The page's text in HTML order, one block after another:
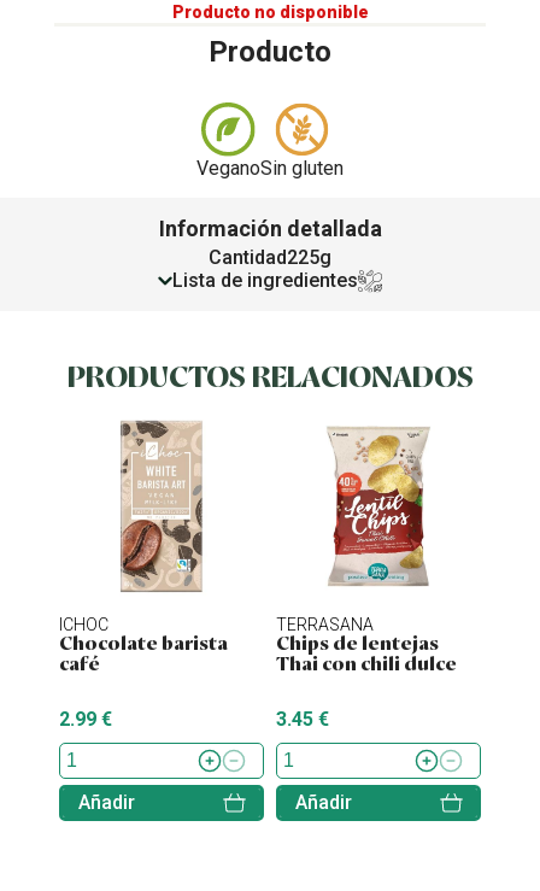
Producto no disponible
Producto
VeganoSin gluten
Información detallada
Cantidad225g
Lista de ingredientes
PRODUCTOS RELACIONADOS
ICHOC
Chocolate barista
café
2.99 €
Añadir
TERRASANA
Chips de lentejas
Thai con chili dulce
3.45 €
Añadir